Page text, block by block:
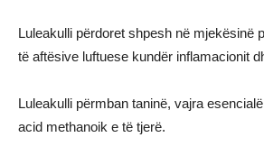
Luleakulli përdoret shpesh në mjekësinë
të aftësive luftuese kundër inflamacionit
Luleakulli përmban taninë, vajra
acid methanoik e të tjerë.